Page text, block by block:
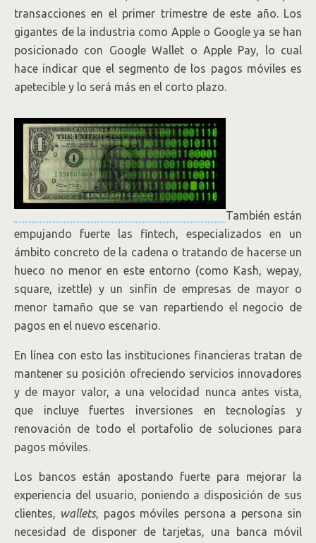
transacciones en el primer trimestre de este año. Los
gigantes de la industria como Apple o Google ya se han
posicionado con Google Wallet o Apple Pay, lo cual
hace indicar que el segmento de los pagos móviles es
apetecible y lo será más en el corto plazo.
También están
empujando fuerte las fintech, especializados en un
ámbito concreto de la cadena o tratando de hacerse un
hueco no menor en este entorno (como Kash, wepay,
square, izettle) y un sinfín de empresas de mayor o
menor tamaño que se van repartiendo el negocio de
pagos en el nuevo escenario.
En línea con esto las instituciones financieras tratan de
mantener su posición ofreciendo servicios innovadores
y de mayor valor, a una velocidad nunca antes vista,
que incluye fuertes inversiones en tecnologías y
renovación de todo el portafolio de soluciones para
pagos móviles.
Los bancos están apostando fuerte para mejorar la
experiencia del usuario, poniendo a disposición de sus
clientes, wallets, pagos móviles persona a persona sin
necesidad de disponer de tarjetas, una banca móvil